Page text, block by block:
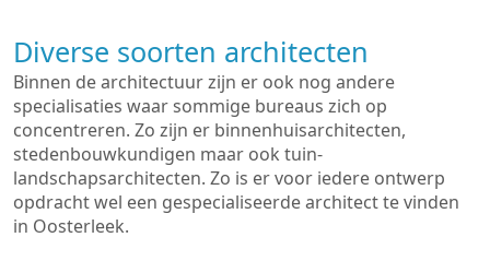
Diverse soorten architecten
Binnen de architectuur zijn er ook nog andere
specialisaties waar sommige bureaus zich op
concentreren. Zo zijn er binnenhuisarchitecten,
stedenbouwkundigen maar ook tuin-
landschapsarchitecten. Zo is er voor iedere ontwerp
opdracht wel een gespecialiseerde architect te vinden
in Oosterleek.